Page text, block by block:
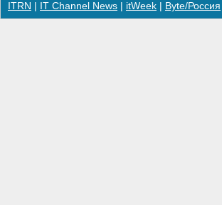
ITRN IT Channel News itWeek Byte/Россия